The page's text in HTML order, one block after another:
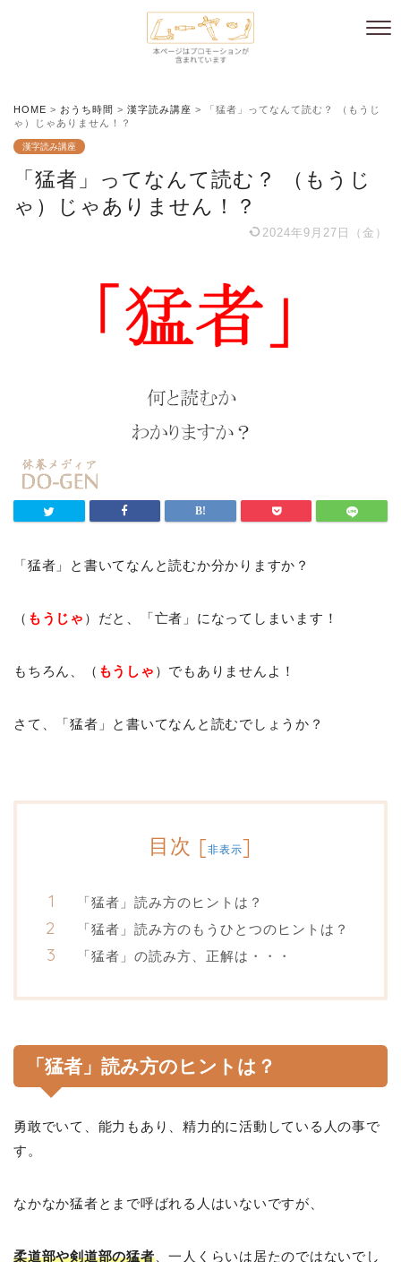
HOME > おうち時間 > 漢字読み講座 >
「猛者」ってなんて読む？ （もうじ
ゃ）じゃありません！？
漢字読み講座
「猛者」ってなんて読む？ （もうじ
ゃ）じゃありません！？
2024年9月27日（金）
「猛者」と書いてなんと読むか分かりますか？
（ もうじゃ ）だと、「亡者」になってしまいます！
もちろん、（ もうしゃ ）でもありませんよ！
さて、「猛者」と書いてなんと読むでしょうか？
目次 [非表示]
「猛者」読み方のヒントは？
「猛者」読み方のもうひとつのヒントは？
「猛者」の読み方、正解は・・・
「猛者」読み方のヒントは？
勇敢でいて、能力もあり、精力的に活動している人の事で
す。
なかなか猛者とまで呼ばれる人はいないですが、
柔道部や剣道部の猛者、一人くらいは居たのではないでし